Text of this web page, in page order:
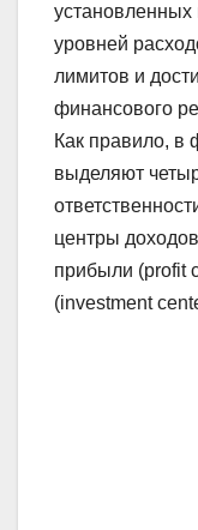
уровней
лимитов и
финансового
Как правило, в
выделяют
центры
прибыли (profit
(investment